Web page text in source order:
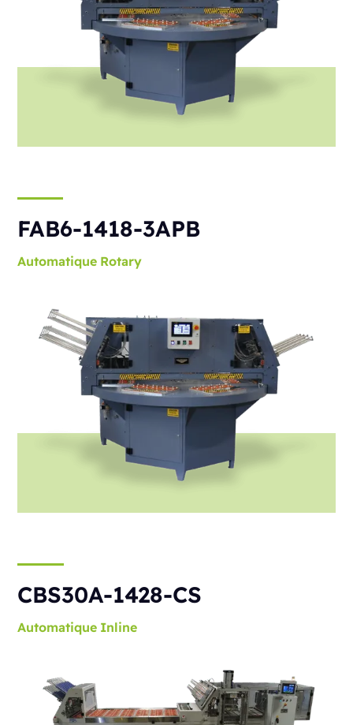
FAB6-1418-3APB
Automatique Rotary
CBS30A-1428-CS
Automatique Inline